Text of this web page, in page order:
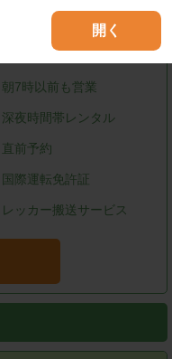
開く
朝7時以前も営業
深夜時間帯レンタル
直前予約
国際運転免許証
レッカー搬送サービス